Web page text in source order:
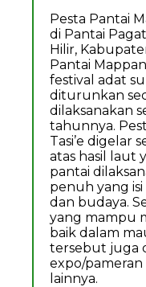
Pesta Pantai
di Pantai
Hilir,
Pantai
festival adat
diturunkan
dilaksanakan
tahunnya.
Tasi’e digelar
atas hasil laut
pantai
penuh yang
dan budaya.
yang mampu
baik dalam
tersebut juga
expo/
lainnya.